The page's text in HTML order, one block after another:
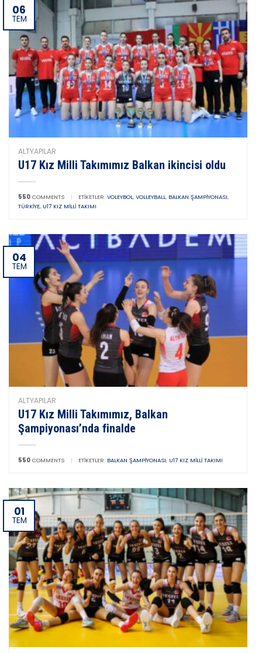
06
TEM
ALTYAPILAR
U17 Kız Milli Takımımız Balkan ikincisi oldu
550 COMMENTS | ETIKETLER: VOLEYBOL, VOLLEYBALL, BALKAN ŞAMPIYONASI,
TÜRKIYE, U17 KIZ MILLI TAKIMI
04
TEM
ALTYAPILAR
U17 Kız Milli Takımımız, Balkan
Şampiyonası’nda finalde
550 COMMENTS | ETIKETLER: BALKAN ŞAMPIYONASI, U17 KIZ MILLI TAKIMI
01
TEM